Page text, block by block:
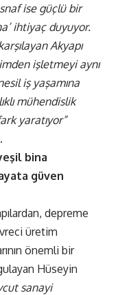
ise güçlü bir
ihtiyaç duyuyor.
Akyapı
işletmeyi aynı
iş yaşamına
mühendislik
yaratıyor”
bina
güven
depreme
üretim
önemli bir
Hüseyin
sanayi